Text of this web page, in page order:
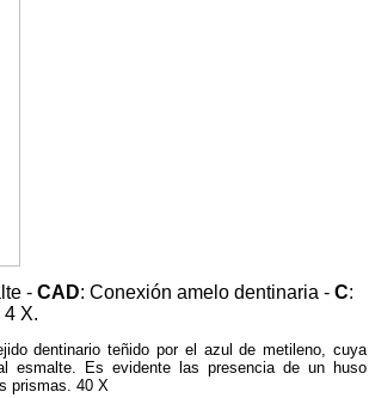
- CAD: Conexión amelo dentinaria - C:
X.
dentinario teñido por el azul de metileno, cuya
esmalte. Es evidente las presencia de un huso
prismas. 40 X